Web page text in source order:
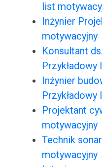
list
Inżynier
motywacyjny
Konsultant
Inżynier
Projektant
motywacyjny
Technik
motywacyjny